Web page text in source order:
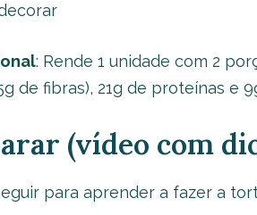
: Rende 1 unidade com 2
de fibras), 21g de proteínas e
(vídeo com
para aprender a fazer a